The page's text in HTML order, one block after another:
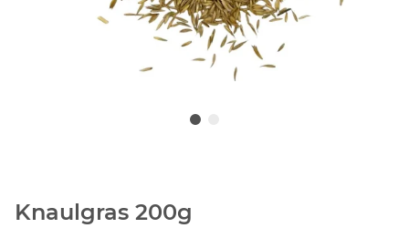
Knaulgras 200g